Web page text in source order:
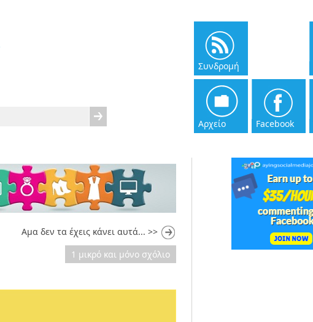
Συνδρομή
Αρχείο Facebook
Αμα δεν τα έχεις κάνει αυτά... >>
1 μικρό και μόνο σχόλιο